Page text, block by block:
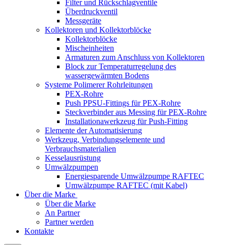
Filter und Rückschlagventile
Überdruckventil
Messgeräte
Kollektoren und Kollektorblöcke
Kollektorblöcke
Mischeinheiten
Armaturen zum Anschluss von Kollektoren
Block zur Temperaturregelung des
wassergewärmten Bodens
Systeme Polimerer Rohrleitungen
PEX-Rohre
Push PPSU-Fittings für PEX-Rohre
Steckverbinder aus Messing für PEX-Rohre
Installationawerkzeug für Push-Fitting
Elemente der Automatisierung
Werkzeug, Verbindungselemente und
Verbrauchsmaterialien
Kesselausrüstung
Umwälzpumpen
Energiesparende Umwälzpumpe RAFTEC
Umwälzpumpe RAFTEC (mit Kabel)
Über die Marke
Über die Marke
An Partner
Partner werden
Kontakte